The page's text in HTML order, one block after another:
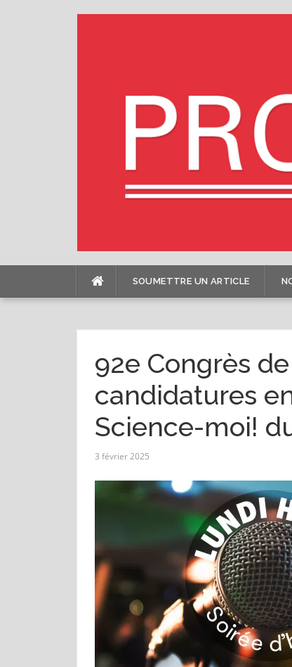
SOUMETTRE UN ARTICLE
92e Congrès de
candidatures
Science-moi!
3 février 2025